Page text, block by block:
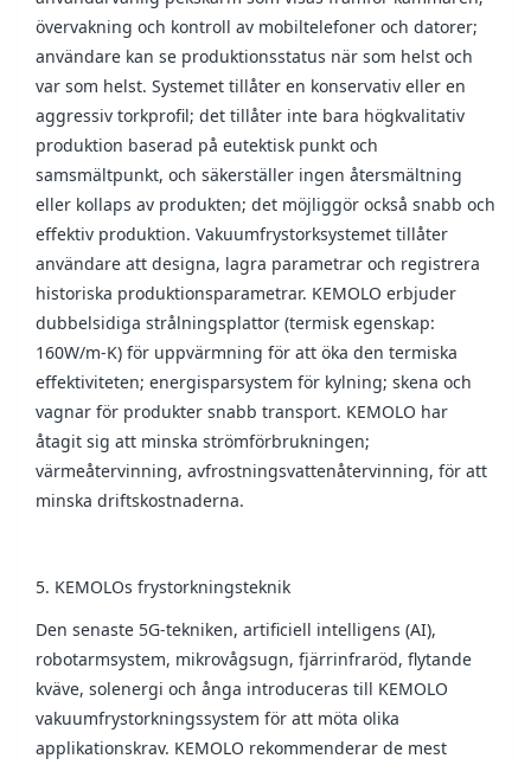
övervakning och kontroll av mobiltelefoner och datorer;
användare kan se produktionsstatus när som helst och
var som helst. Systemet tillåter en konservativ eller en
aggressiv torkprofil; det tillåter inte bara högkvalitativ
produktion baserad på eutektisk punkt och
samsmältpunkt, och säkerställer ingen återsmältning
eller kollaps av produkten; det möjliggör också snabb och
effektiv produktion. Vakuumfrystorksystemet tillåter
användare att designa, lagra parametrar och registrera
historiska produktionsparametrar. KEMOLO erbjuder
dubbelsidiga strålningsplattor (termisk egenskap:
160W/m-K) för uppvärmning för att öka den termiska
effektiviteten; energisparsystem för kylning; skena och
vagnar för produkter snabb transport. KEMOLO har
åtagit sig att minska strömförbrukningen;
värmeåtervinning, avfrostningsvattenåtervinning, för att
minska driftskostnaderna.
5. KEMOLOs frystorkningsteknik
Den senaste 5G-tekniken, artificiell intelligens (AI),
robotarmsystem, mikrovågsugn, fjärrinfraröd, flytande
kväve, solenergi och ånga introduceras till KEMOLO
vakuumfrystorkningssystem för att möta olika
applikationskrav. KEMOLO rekommenderar de mest